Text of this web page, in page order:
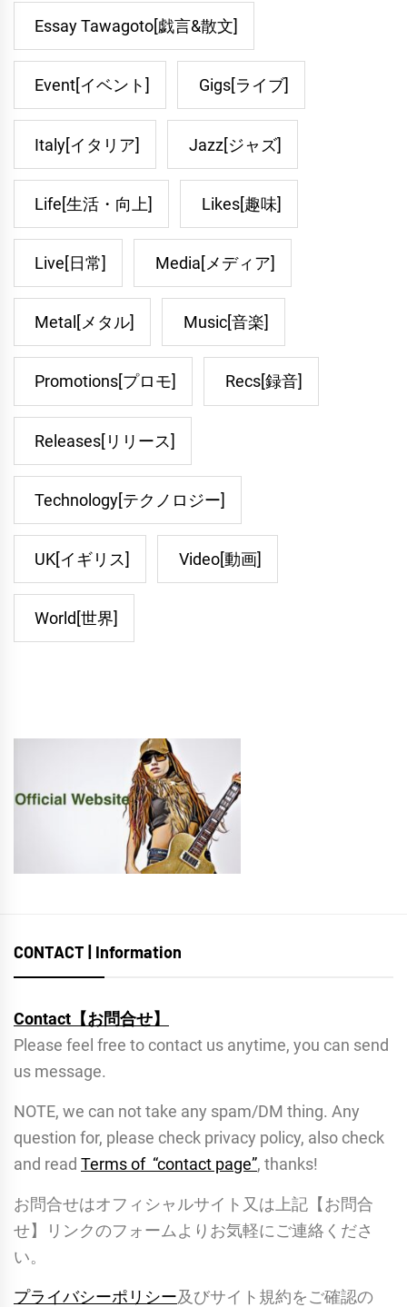
Essay Tawagoto[戯言&散文]
Event[イベント] Gigs[ライブ]
Italy[イタリア] Jazz[ジャズ]
Life[生活・向上] Likes[趣味]
Live[日常] Media[メディア]
Metal[メタル] Music[音楽]
Promotions[プロモ] Recs[録音]
Releases[リリース]
Technology[テクノロジー]
UK[イギリス] Video[動画]
World[世界]
CONTACT | Information
Contact【お問合せ】
Please feel free to contact us anytime, you can send
us message.
NOTE, we can not take any spam/DM thing. Any
question for, please check privacy policy, also check
and read Terms of “contact page”, thanks!
お問合せはオフィシャルサイト又は上記【お問合
せ】リンクのフォームよりお気軽にご連絡くださ
い。
プライバシーポリシー及びサイト規約をご確認の